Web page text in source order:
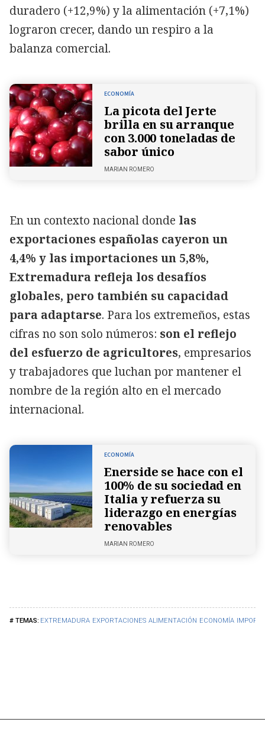
EXTREMADURA EXPORTACIONES ALIMENTACIÓN ECONOMÍA
duradero (+12,9%) y la alimentación (+7,1%)
lograron crecer, dando un respiro a la
balanza comercial.
ECONOMÍA
La picota del Jerte
brilla en su arranque
con 3.000 toneladas de
sabor único
MARIAN ROMERO
En un contexto nacional donde las
exportaciones españolas cayeron un
4,4% y las importaciones un 5,8%,
Extremadura refleja los desafíos
globales, pero también su capacidad
para adaptarse. Para los extremeños, estas
cifras no son solo números: son el reflejo
del esfuerzo de agricultores, empresarios
y trabajadores que luchan por mantener el
nombre de la región alto en el mercado
internacional.
ECONOMÍA
Enerside se hace con el
100% de su sociedad en
Italia y refuerza su
liderazgo en energías
renovables
MARIAN ROMERO